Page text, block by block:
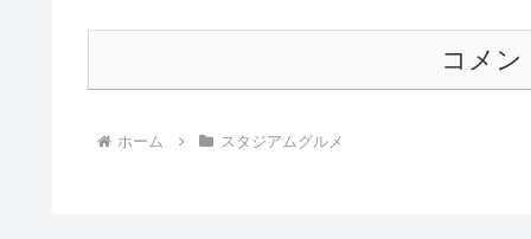
コメン
ホーム スタジアムグルメ